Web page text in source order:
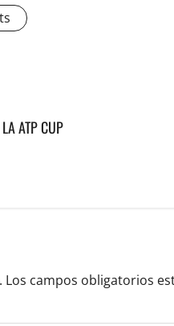
ATP CUP
Los campos obligatorios